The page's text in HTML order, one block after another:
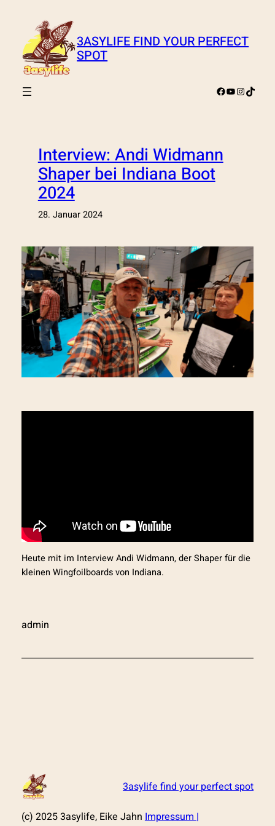
springen
3ASYLIFE FIND YOUR PERFECT
SPOT
Facebook
YouTubeTikTok
Interview: Andi Widmann
Shaper bei Indiana Boot
2024
28. Januar 2024
Heute mit im Interview Andi Widmann, der Shaper für die
kleinen Wingfoilboards von Indiana.
admin
3asylife find your perfect spot
(c) 2025 3asylife, Eike JahnImpressum |